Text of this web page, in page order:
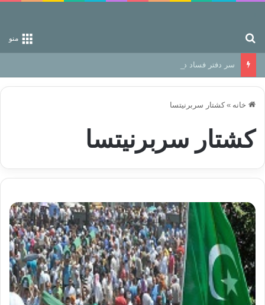
منو
سر دفتر فساد در زمین‌، دوری وکناره‌گیری از راه خداست‌!
خانه » کشتار سربرنیتسا
کشتار سربرنیتسا